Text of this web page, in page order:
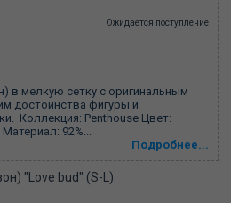
Ожидается поступление
в мелкую сетку с оригинальным
достоинства фигуры и
Коллекция: Penthouse Цвет:
92%...
Подробнее...
"Love bud" (S-L).